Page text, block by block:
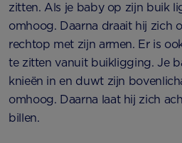
zitten. Als je baby op zijn buik
omhoog. Daarna draait hij zich
rechtop met zijn armen. Er is
te zitten vanuit buikligging. Je
knieën in en duwt zijn
omhoog. Daarna laat hij zich
billen.